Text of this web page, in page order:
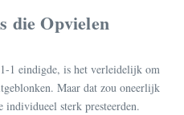
die Opvielen
1 eindigde, is het verleidelijk om
Maar dat zou oneerlijk
individueel sterk presteerden.